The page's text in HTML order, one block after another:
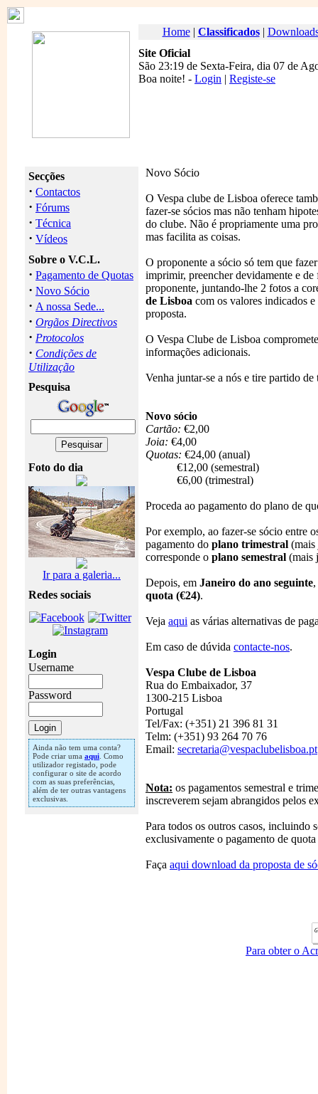
Home| Classificados|
Site Oficial
São 23:19 de Sexta-Feira, dia 07 de
Boa noite! - Login | Registe-se
Secções
· Contactos
· Fórums
· Técnica
· Vídeos
Sobre o V.C.L.
· Pagamento de Quotas
· Novo Sócio
· A nossa Sede...
· Orgãos Directivos
· Protocolos
· Condições de
Utilização
Pesquisa
Foto do dia
Ir para a galeria...
Redes sociais
Login
Username
Password
Ainda não tem uma conta?
Pode criar uma aqui . Como
utilizador registado, pode
configurar o site de acordo
com as suas preferências,
além de ter outras vantagens
exclusivas.
Novo Sócio
O Vespa clube de Lisboa oferece
fazer-se sócios mas não tenham
do clube. Não é propriamente uma
mas facilita as coisas.
O proponente a sócio só tem que
imprimir, preencher devidamente e
proponente, juntando-lhe 2 fotos a
de Lisboa com os valores indicados
proposta.
O Vespa Clube de Lisboa
informações adicionais.
Venha juntar-se a nós e tire partido
Novo sócio
Cartão: €2,00
Joia: €4,00
Quotas: €24,00 (anual)
€12,00 (semestral)
€6,00 (trimestral)
Proceda ao pagamento do plano de
Por exemplo, ao fazer-se sócio entre
pagamento do plano trimestral (mais
corresponde o plano semestral (mais
Depois, em Janeiro do ano seguinte
quota (€24).
Veja aqui as várias alternativas de
Em caso de dúvida contacte-nos.
Vespa Clube de Lisboa
Rua do Embaixador, 37
1300-215 Lisboa
Portugal
Tel/Fax: (+351) 21 396 81 31
Telm: (+351) 93 264 70 76
Email: secretaria@vespaclubelisboa.pt
Nota: os pagamentos semestral e
inscreverem sejam abrangidos pelos
Para todos os outros casos, incluindo
exclusivamente o pagamento de
Faça aqui download da proposta de
Para obter o